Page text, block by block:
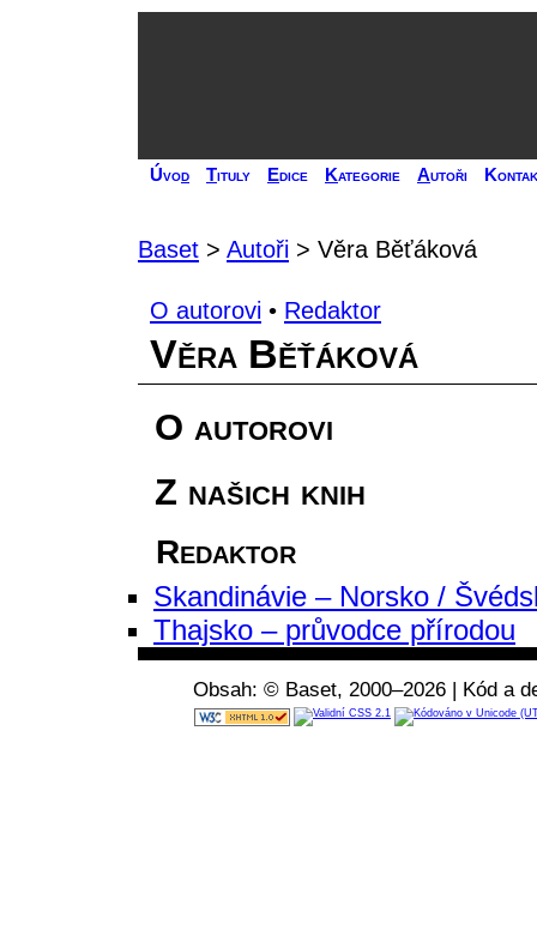
Úvod Tituly Edice Kategorie Autoři
Baset > Autoři > Věra Běťáková
O autorovi • Redaktor
Věra Běťáková
O autorovi
Z našich knih
Redaktor
Skandinávie – Norsko /
Thajsko – průvodce přírodou
Obsah: © Baset, 2000–2026 | Kód a